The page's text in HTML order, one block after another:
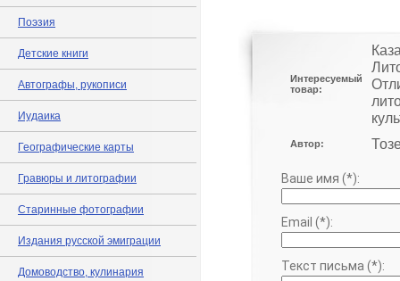
Поэзия
Детские книги
Автографы, рукописи
Иудаика
Географические карты
Гравюры и литографии
Старинные фотографии
Издания русской эмиграции
Домоводство, кулинария
Интересуемый
товар:
Автор:
Ваше имя (*):
Email (*):
Текст письма (*):